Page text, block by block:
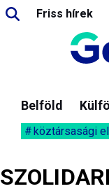
Friss hírek
Belföld
köztársasági